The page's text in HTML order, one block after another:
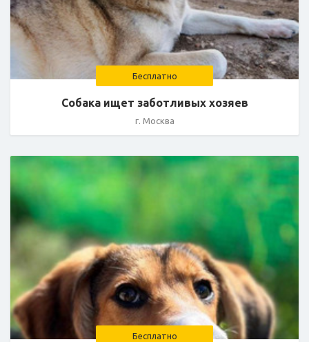
Бесплатно
Собака ищет заботливых хозяев
г. Москва
Бесплатно